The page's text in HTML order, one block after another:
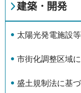
建築・開発
太陽光発電施設
市街化調整区域
盛土規制法に基